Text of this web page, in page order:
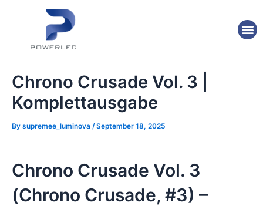
Chrono Crusade Vol. 3 |
Komplettausgabe
By supremee_luminova /September 18, 2025
Chrono Crusade Vol. 3
(Chrono Crusade, #3) –
navigation